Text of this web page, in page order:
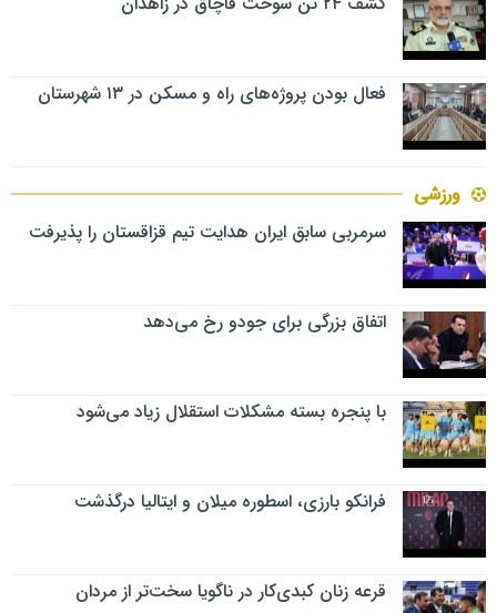
فعال بودن پروژه‌های راه و مسکن در ۱۳ شهرستان
ورزشی
سرمربی سابق ایران هدایت تیم قزاقستان را پذیرفت
اتفاق بزرگی برای جودو رخ می‌دهد
با پنجره بسته مشکلات استقلال زیاد می‌شود
فرانکو بارزی، اسطوره میلان و ایتالیا درگذشت
قرعه زنان کبدی‌کار در ناگویا سخت‌تر از مردان